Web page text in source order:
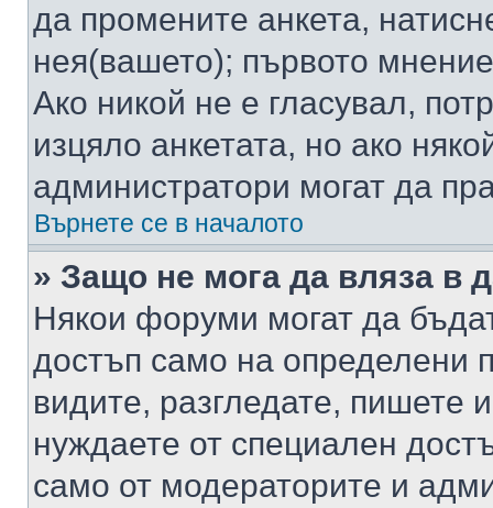
да промените анкета,
нея(вашето); първото
Ако никой не е гласувал,
изцяло анкетата, но ако
администратори могат да
Върнете се в началото
» Защо не мога да вляза в
Някои форуми могат да
достъп само на определени
видите, разгледате, пишете
нуждаете от специален
само от модераторите и